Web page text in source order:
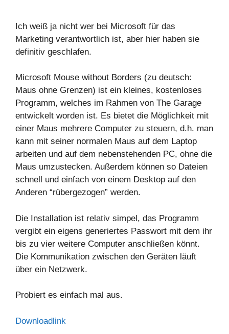
Ich weiß ja nicht wer bei Microsoft für das
Marketing verantwortlich ist, aber hier haben sie
definitiv geschlafen.
Microsoft Mouse without Borders (zu deutsch:
Maus ohne Grenzen) ist ein kleines, kostenloses
Programm, welches im Rahmen von The Garage
entwickelt worden ist. Es bietet die Möglichkeit mit
einer Maus mehrere Computer zu steuern, d.h. man
kann mit seiner normalen Maus auf dem Laptop
arbeiten und auf dem nebenstehenden PC, ohne die
Maus umzustecken. Außerdem können so Dateien
schnell und einfach von einem Desktop auf den
Anderen “rübergezogen” werden.
Die Installation ist relativ simpel, das Programm
vergibt ein eigens generiertes Passwort mit dem ihr
bis zu vier weitere Computer anschließen könnt.
Die Kommunikation zwischen den Geräten läuft
über ein Netzwerk.
Probiert es einfach mal aus.
Downloadlink